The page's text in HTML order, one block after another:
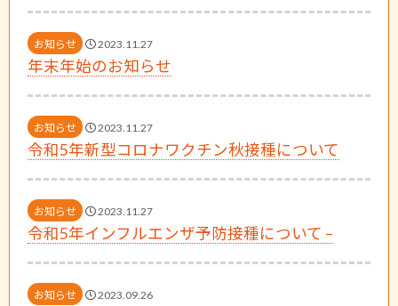
お知らせ 2023.11.27
年末年始のお知らせ
お知らせ 2023.11.27
令和5年新型コロナワクチン秋接種について
お知らせ 2023.11.27
令和5年インフルエンザ予防接種について –
お知らせ 2023.09.26